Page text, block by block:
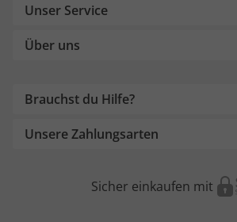
Unser Service
Über uns
Brauchst du Hilfe?
Unsere Zahlungsarten
Sicher einkaufen mit